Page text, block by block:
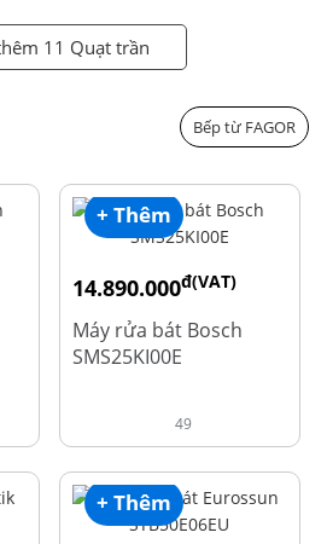
11 Quạt trần
Bếp từ FAGOR
+ Thêm
14.890.000đ(VAT)
24.270.000
Máy rửa bát Bosch
SMS25KI00E
49
+ Thêm